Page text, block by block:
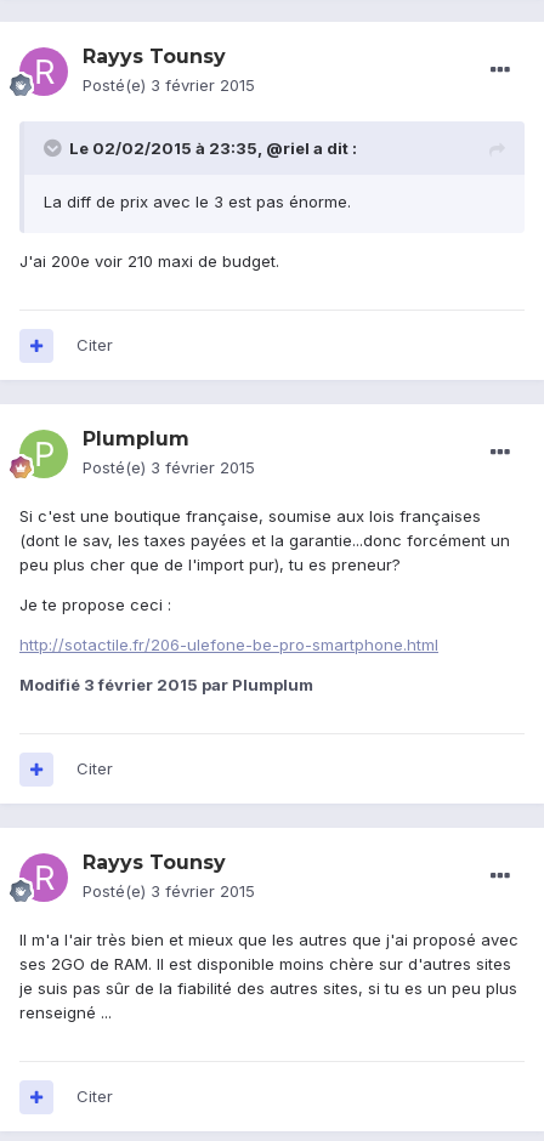
Rayys Tounsy
Posté(e) 3 février 2015
Le 02/02/2015 à 23:35, @riel a dit :
La diff de prix avec le 3 est pas énorme.
J'ai 200e voir 210 maxi de budget.
Citer
Plumplum
Posté(e) 3 février 2015
Si c'est une boutique française, soumise aux lois françaises
(dont le sav, les taxes payées et la garantie...donc forcément un
peu plus cher que de l'import pur), tu es preneur?
Je te propose ceci :
http://sotactile.fr/206-ulefone-be-pro-smartphone.html
Modifié 3 février 2015 par Plumplum
Citer
Rayys Tounsy
Posté(e) 3 février 2015
Il m'a l'air très bien et mieux que les autres que j'ai proposé avec
ses 2GO de RAM. Il est disponible moins chère sur d'autres sites
je suis pas sûr de la fiabilité des autres sites, si tu es un peu plus
renseigné ...
Citer